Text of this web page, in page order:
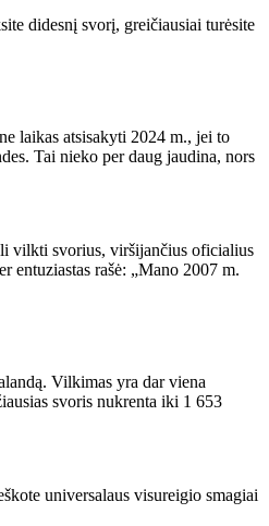
didesnį svorį, greičiausiai turėsite
laikas atsisakyti 2024 m., jei to
Tai nieko per daug jaudina, nors
vilkti svorius, viršijančius oficialius
entuziastas rašė: „Mano 2007 m.
Vilkimas yra dar viena
svoris nukrenta iki 1 653
universalaus visureigio smagiai